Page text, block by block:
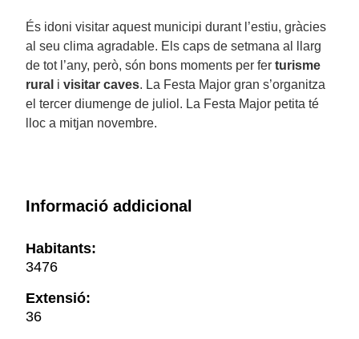
És idoni visitar aquest municipi durant l’estiu, gràcies
al seu clima agradable. Els caps de setmana al llarg
de tot l’any, però, són bons moments per fer turisme
rural i visitar caves. La Festa Major gran s’organitza
el tercer diumenge de juliol. La Festa Major petita té
lloc a mitjan novembre.
Informació addicional
Habitants:
3476
Extensió:
36